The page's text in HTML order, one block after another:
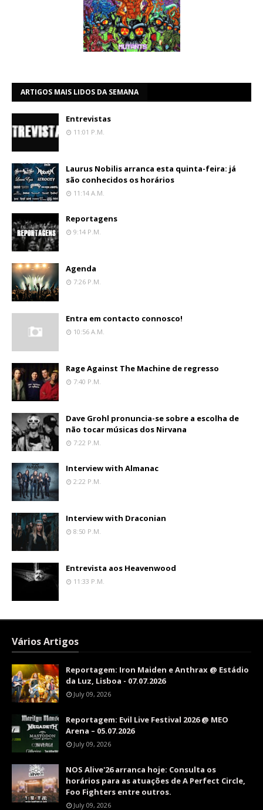
ARTIGOS MAIS LIDOS DA SEMANA
Entrevistas
11:01 P.m.
Laurus Nobilis arranca esta quinta-feira: já
são conhecidos os horários
11:14 A.m.
Reportagens
9:14 P.m.
Agenda
7:26 P.m.
Entra em contacto connosco!
10:56 A.m.
Rage Against The Machine de regresso
7:40 P.m.
Dave Grohl pronuncia-se sobre a escolha de
não tocar músicas dos Nirvana
7:22 P.m.
Interview with Almanac
2:22 P.m.
Interview with Draconian
8:50 P.m.
Entrevista aos Heavenwood
11:33 P.m.
Vários Artigos
Reportagem: Iron Maiden e Anthrax @ Estádio
da Luz, Lisboa - 07.07.2026
July 09, 2026
Reportagem: Evil Live Festival 2026 @ MEO
Arena – 05.07.2026
July 09, 2026
NOS Alive'26 arranca hoje: Consulta os
horários para as atuações de A Perfect Circle,
Foo Fighters entre outros.
July 09, 2026